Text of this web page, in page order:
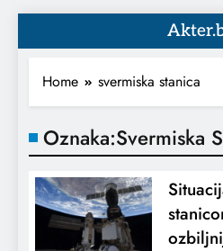
Home svermiska stanica
Oznaka:Svermiska